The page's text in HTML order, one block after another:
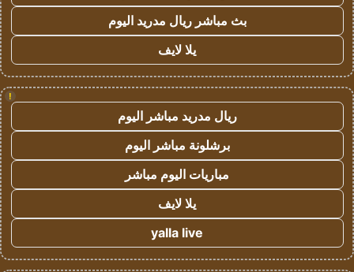
بث مباشر ريال مدريد اليوم
يلا لايف
!
ريال مدريد مباشر اليوم
برشلونة مباشر اليوم
مباريات اليوم مباشر
يلا لايف
yalla live